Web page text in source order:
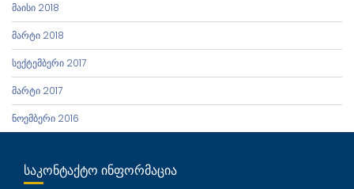
მაისი 2018
მარტი 2018
სექტემბერი 2017
მარტი 2017
ნოემბერი 2016
ᲡᲐᲙᲝᲜᲢᲐᲥᲢᲝ ᲘᲜᲤᲝᲠᲛᲐᲪᲘᲐ